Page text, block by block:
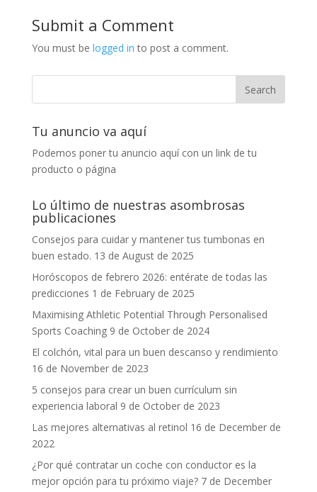
Submit a Comment
You must be logged in to post a comment.
Tu anuncio va aquí
Podemos poner tu anuncio aquí con un link de tu
producto o página
Lo último de nuestras asombrosas
publicaciones
Consejos para cuidar y mantener tus tumbonas en
buen estado. 13 de August de 2025
Horóscopos de febrero 2026: entérate de todas las
predicciones 1 de February de 2025
Maximising Athletic Potential Through Personalised
Sports Coaching 9 de October de 2024
El colchón, vital para un buen descanso y rendimiento
16 de November de 2023
5 consejos para crear un buen currículum sin
experiencia laboral 9 de October de 2023
Las mejores alternativas al retinol 16 de December de
2022
¿Por qué contratar un coche con conductor es la
mejor opción para tu próximo viaje? 7 de December